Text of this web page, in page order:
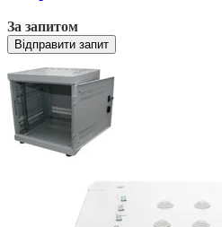
За запитом
Відправити запит